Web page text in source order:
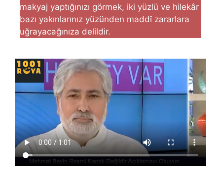
makyaj yaptığınızı görmek, iki yüzlü ve hilekâr
bazı yakınlarınız yüzünden maddî zararlara
uğrayacağınıza delildir.